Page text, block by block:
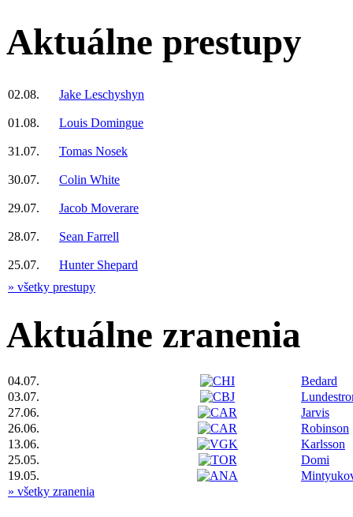
Aktuálne prestupy
02.08. Jake Leschyshyn
01.08. Louis Domingue
31.07. Tomas Nosek
30.07. Colin White
29.07. Jacob Moverare
28.07. Sean Farrell
25.07.
Hunter Shepard
» všetky prestupy
Aktuálne zranenia
04.07.
Bedard
03.07.
27.06.
Jarvis
26.06.
Robinson
13.06.
Karlsson
25.05.
Domi
19.05.
» všetky zranenia